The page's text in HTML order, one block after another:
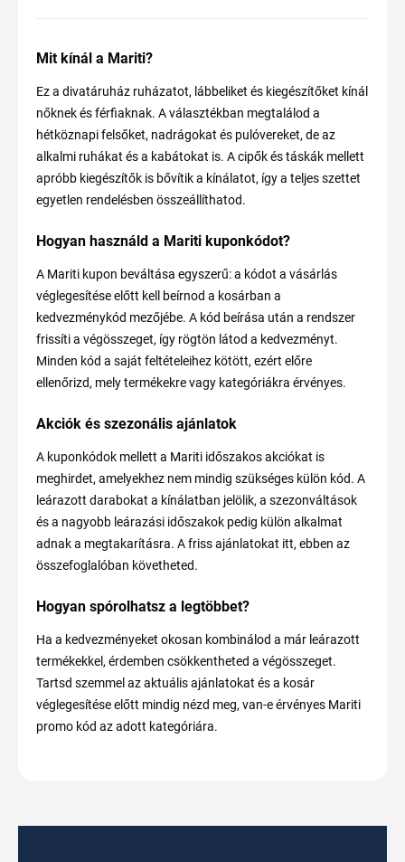
Mit kínál a Mariti?
Ez a divatáruház ruházatot, lábbeliket és kiegészítőket kínál
nőknek és férfiaknak. A választékban megtalálod a
hétköznapi felsőket, nadrágokat és pulóvereket, de az
alkalmi ruhákat és a kabátokat is. A cipők és táskák mellett
apróbb kiegészítők is bővítik a kínálatot, így a teljes szettet
egyetlen rendelésben összeállíthatod.
Hogyan használd a Mariti kuponkódot?
A Mariti kupon beváltása egyszerű: a kódot a vásárlás
véglegesítése előtt kell beírnod a kosárban a
kedvezménykód mezőjébe. A kód beírása után a rendszer
frissíti a végösszeget, így rögtön látod a kedvezményt.
Minden kód a saját feltételeihez kötött, ezért előre
ellenőrizd, mely termékekre vagy kategóriákra érvényes.
Akciók és szezonális ajánlatok
A kuponkódok mellett a Mariti időszakos akciókat is
meghirdet, amelyekhez nem mindig szükséges külön kód. A
leárazott darabokat a kínálatban jelölik, a szezonváltások
és a nagyobb leárazási időszakok pedig külön alkalmat
adnak a megtakarításra. A friss ajánlatokat itt, ebben az
összefoglalóban követheted.
Hogyan spórolhatsz a legtöbbet?
Ha a kedvezményeket okosan kombinálod a már leárazott
termékekkel, érdemben csökkentheted a végösszeget.
Tartsd szemmel az aktuális ajánlatokat és a kosár
véglegesítése előtt mindig nézd meg, van-e érvényes Mariti
promo kód az adott kategóriára.